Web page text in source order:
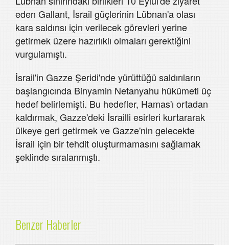
eden Gallant, İsrail güçlerinin Lübnan'a olası
kara saldırısı için verilecek görevleri yerine
getirmek üzere hazırlıklı olmaları gerektiğini
vurgulamıştı.
İsrail'in Gazze Şeridi'nde yürüttüğü saldırıların
başlangıcında Binyamin Netanyahu hükümeti üç
hedef belirlemişti. Bu hedefler, Hamas'ı ortadan
kaldırmak, Gazze'deki İsrailli esirleri kurtararak
ülkeye geri getirmek ve Gazze'nin gelecekte
İsrail için bir tehdit oluşturmamasını sağlamak
şeklinde sıralanmıştı.
Benzer Haberler